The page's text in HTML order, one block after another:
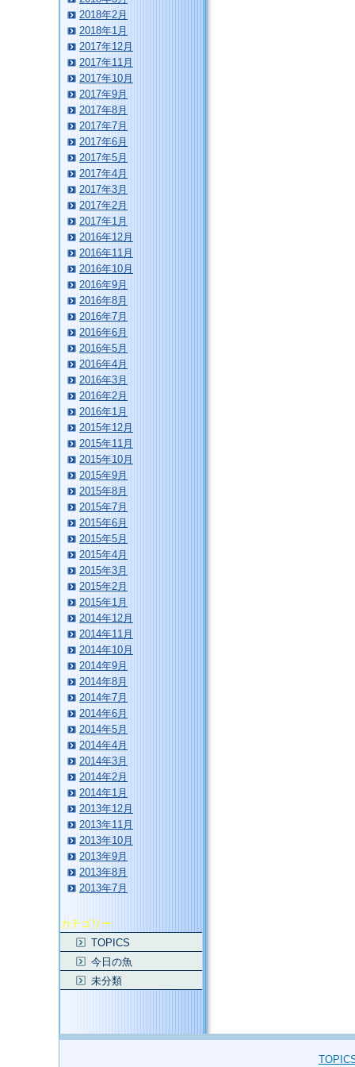
2018年2月
2018年1月
2017年12月
2017年11月
2017年10月
2017年9月
2017年8月
2017年7月
2017年6月
2017年5月
2017年4月
2017年3月
2017年2月
2017年1月
2016年12月
2016年11月
2016年10月
2016年9月
2016年8月
2016年7月
2016年6月
2016年5月
2016年4月
2016年3月
2016年2月
2016年1月
2015年12月
2015年11月
2015年10月
2015年9月
2015年8月
2015年7月
2015年6月
2015年5月
2015年4月
2015年3月
2015年2月
2015年1月
2014年12月
2014年11月
2014年10月
2014年9月
2014年8月
2014年7月
2014年6月
2014年5月
2014年4月
2014年3月
2014年2月
2014年1月
2013年12月
2013年11月
2013年10月
2013年9月
2013年8月
2013年7月
カテゴリー
TOPICS
今日の魚
未分類